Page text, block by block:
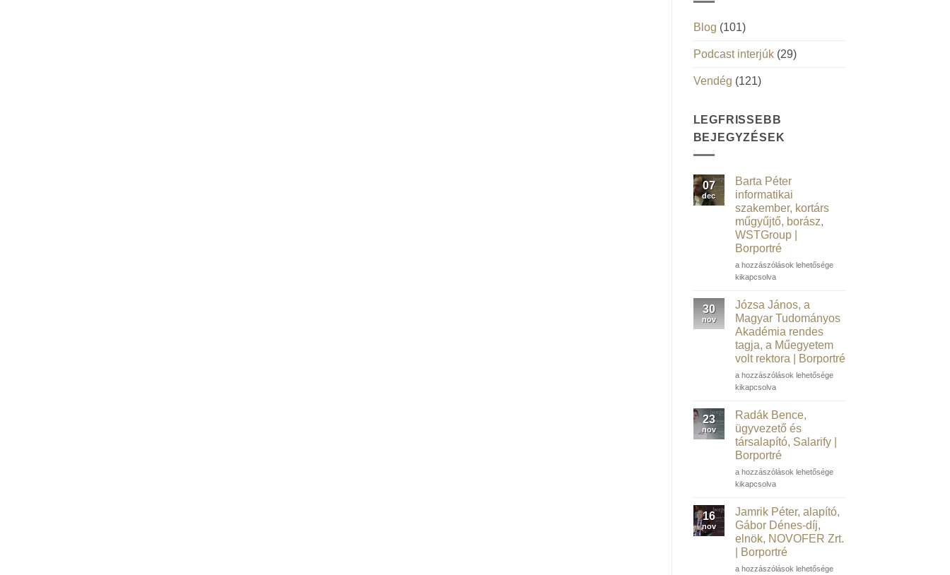
Blog (101)
Podcast interjúk(29)
Vendég (121)
LEGFRISSEBB
BEJEGYZÉSEK
07
dec
Barta Péter
informatikai
szakember, kortárs
műgyűjtő, borász,
WSTGroup |
Borportré
Barta
Péter
szakember,
kortárs
műgyűjtő,
borász,
WSTGroup |
Borportré
bejegyzéshez
a hozzászólások lehetősége
kikapcsolva
30
nov
Józsa János, a
Magyar Tudományos
Akadémia rendes
tagja, a Műegyetem
volt rektora | Borportré
Józsa
János,
Magyar
Tudományos
Akadémia
rendes
tagja,
a
Műegyetem
rektora
Borportré
bejegyzéshez
a hozzászólások lehetősége
kikapcsolva
23
nov
Radák Bence,
ügyvezető és
társalapító, Salarify |
Borportré
Radák
Bence,
és
társalapító,
Salarify
|
Borportré
bejegyzéshez
a hozzászólások lehetősége
kikapcsolva
16
nov
Jamrik Péter, alapító,
Gábor Dénes-díj,
elnök, NOVOFER Zrt.
| Borportré
Jamrik
a hozzászólások lehetősége